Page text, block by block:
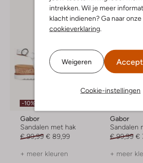
intrekken. Wil je meer
klacht indienen? Ga naar onze
cookieverklaring.
Weigeren
Cookie-instellingen
-10%
Gabor
Sandalen met hak
€ 99,99 € 89,99
+ meer kleuren
Gabor
Sandalen
€ 99,99 €
+ meer